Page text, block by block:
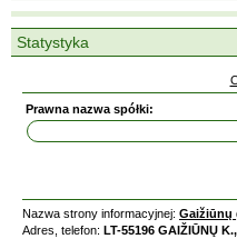
Statystyka
Prawna nazwa spółki:
Nazwa strony informacyjnej: Gaižiūnų
Adres, telefon: LT-55196 GAIŽIŪNŲ